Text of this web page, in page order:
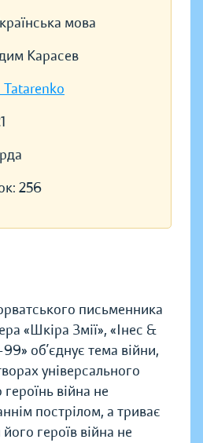
мова
Карасев
Tatarenko
256
письменника
«Шкіра Змії», «Інес &
об’єднує тема війни,
універсального
війна не
пострілом, а триває
героїв війна не